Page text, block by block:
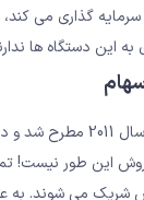
گذاری می کند،
به این دستگاه ها
این طور نیست!
شریک می شوند. به